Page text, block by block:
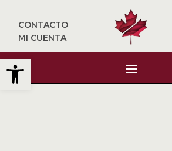
Abrir barra de herramientas
CONTACTO
MI CUENTA